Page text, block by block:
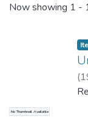
Now showing 1 -
No Thumbnail Available
(